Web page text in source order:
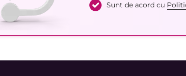
Sunt de acord cu